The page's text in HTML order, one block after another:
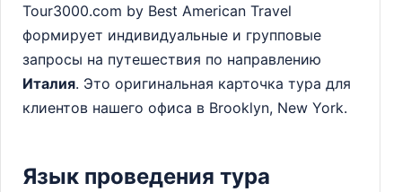
Tour3000.com by Best American Travel
формирует индивидуальные и групповые
запросы на путешествия по направлению
Италия. Это оригинальная карточка тура для
клиентов нашего офиса в Brooklyn, New York.
Язык проведения тура